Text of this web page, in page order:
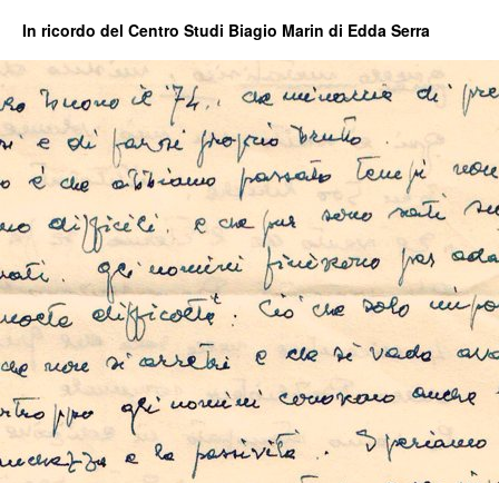
In ricordo del Centro Studi Biagio Marin di Edda Serra